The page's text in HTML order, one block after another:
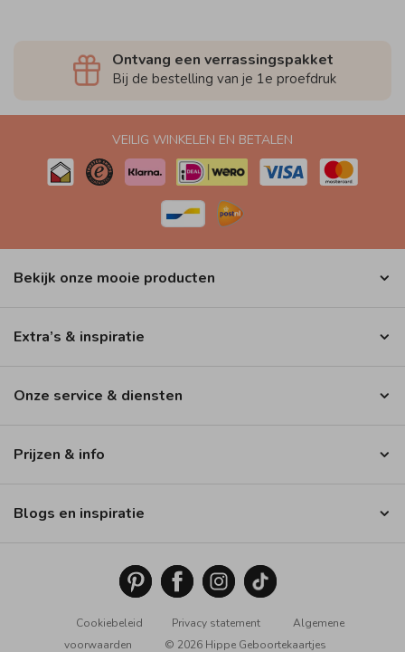
Ontvang een verrassingspakket
Bij de bestelling van je 1e proefdruk
VEILIG WINKELEN EN BETALEN
Bekijk onze mooie producten
Extra’s & inspiratie
Onze service & diensten
Prijzen & info
Blogs en inspiratie
Cookiebeleid Privacy statement
Algemene
voorwaarden
© 2026 Hippe Geboortekaartjes